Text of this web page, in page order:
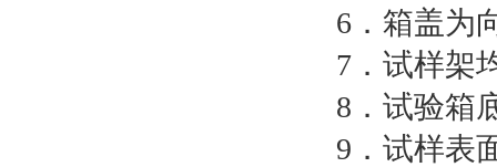
6．箱盖为
7．试样架
8．试验箱
9．试样表